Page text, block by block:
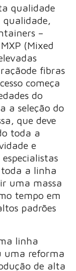
qualidade
–
(Mixed
fibras
começa
do
a seleção do
que deve
toda a
e
a linha
uma massa
tempo em
padrões
linha
uma reforma
de alta